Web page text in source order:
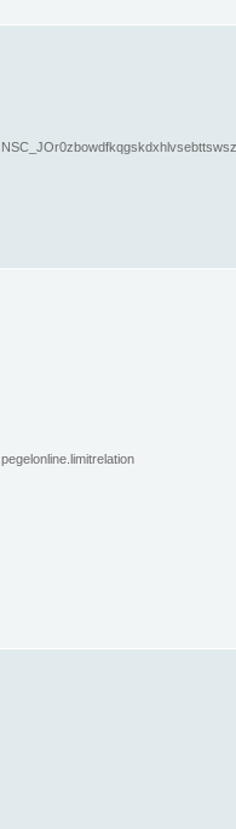
pegelonline.limitrelation